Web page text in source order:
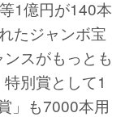
1億円が140本
たジャンボ宝
スがもっとも
別賞として1
」も7000本用